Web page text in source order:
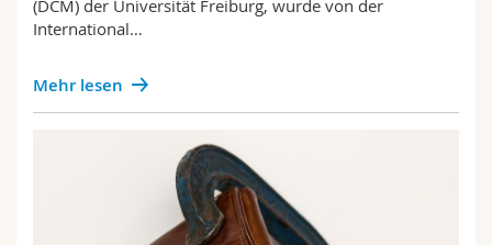
(DCM) der Universität Freiburg, wurde von der
International…
Mehr lesen